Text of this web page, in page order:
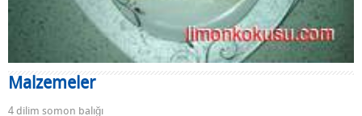
Malzemeler
4 dilim somon balığı